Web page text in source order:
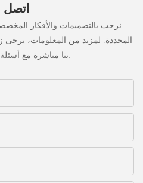
اتصل
نرحب بالتصميمات والأفكار
المحددة. لمزيد من المعلومات، يرجى